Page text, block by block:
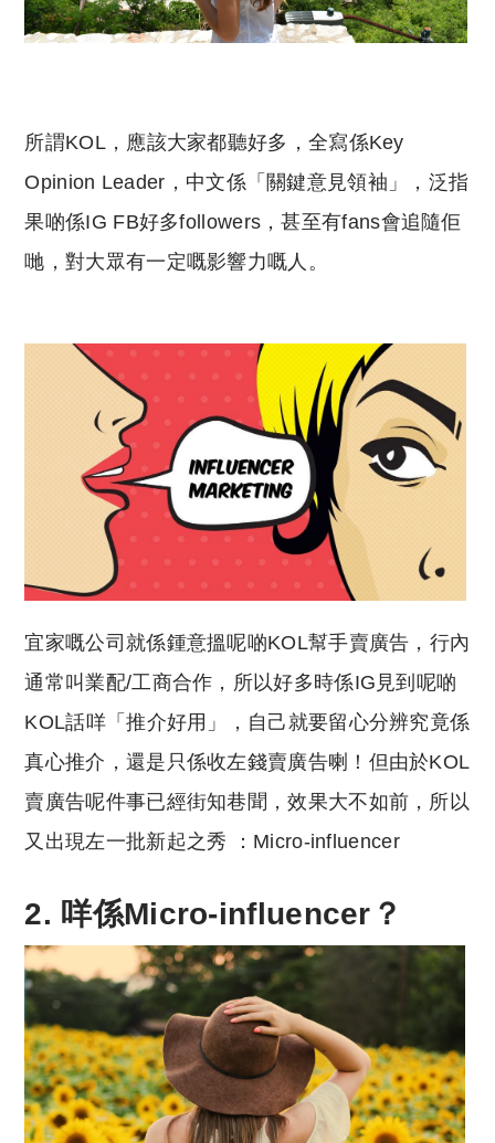
所謂KOL，應該大家都聽好多，全寫係Key
Opinion Leader，中文係「關鍵意見領袖」，泛指
果啲係IG FB好多followers，甚至有fans會追隨佢
哋，對大眾有一定嘅影響力嘅人。
宜家嘅公司就係鍾意搵呢啲KOL幫手賣廣告，行內
通常叫業配/工商合作，所以好多時係IG見到呢啲
KOL話咩「推介好用」，自己就要留心分辨究竟係
真心推介，還是只係收左錢賣廣告喇！但由於KOL
賣廣告呢件事已經街知巷聞，效果大不如前，所以
又出現左一批新起之秀 ：Micro-influencer
2. 咩係Micro-influencer？